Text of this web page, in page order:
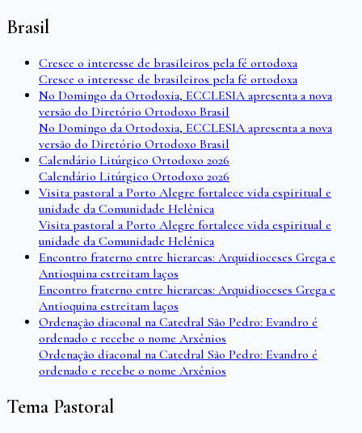
Brasil
Cresce o interesse de brasileiros pela fé ortodoxa
Cresce o interesse de brasileiros pela fé ortodoxa
No Domingo da Ortodoxia, ECCLESIA apresenta a nova
versão do Diretório Ortodoxo Brasil
No Domingo da Ortodoxia, ECCLESIA apresenta a nova
versão do Diretório Ortodoxo Brasil
Calendário Litúrgico Ortodoxo 2026
Calendário Litúrgico Ortodoxo 2026
Visita pastoral a Porto Alegre fortalece vida espiritual e
unidade da Comunidade Helênica
Visita pastoral a Porto Alegre fortalece vida espiritual e
unidade da Comunidade Helênica
Encontro fraterno entre hierarcas: Arquidioceses Grega e
Antioquina estreitam laços
Encontro fraterno entre hierarcas: Arquidioceses Grega e
Antioquina estreitam laços
Ordenação diaconal na Catedral São Pedro: Evandro é
ordenado e recebe o nome Arxênios
Ordenação diaconal na Catedral São Pedro: Evandro é
ordenado e recebe o nome Arxênios
Tema Pastoral